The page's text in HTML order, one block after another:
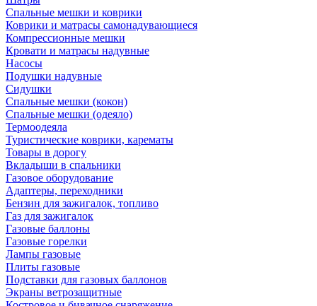
Спальные мешки и коврики
Коврики и матрасы самонадувающиеся
Компрессионные мешки
Кровати и матрасы надувные
Насосы
Подушки надувные
Сидушки
Спальные мешки (кокон)
Спальные мешки (одеяло)
Термоодеяла
Туристические коврики, карематы
Товары в дорогу
Вкладыши в спальники
Газовое оборудование
Адаптеры, переходники
Бензин для зажигалок, топливо
Газ для зажигалок
Газовые баллоны
Газовые горелки
Лампы газовые
Плиты газовые
Подставки для газовых баллонов
Экраны ветрозащитные